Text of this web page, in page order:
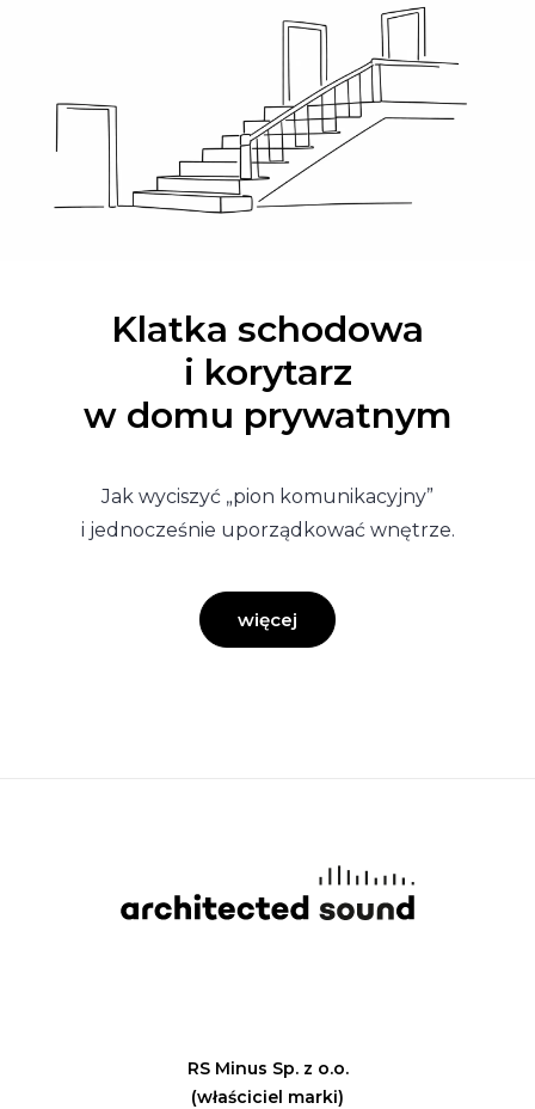
Klatka schodowa
i korytarz
w domu prywatnym
Jak wyciszyć „pion komunikacyjny”
i jednocześnie uporządkować wnętrze.
więcej
RS Minus Sp. z o.o.
(właściciel marki)